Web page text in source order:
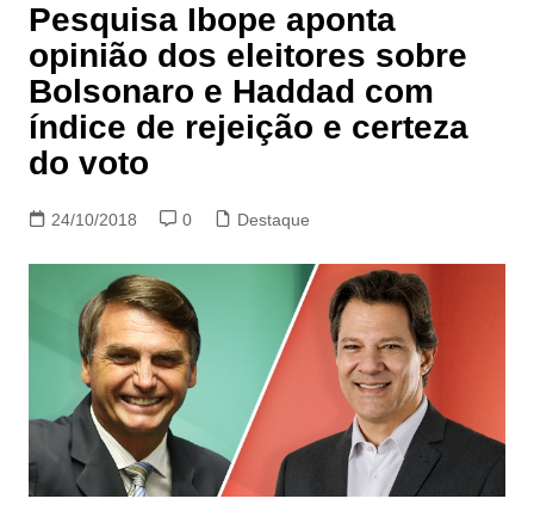
Pesquisa Ibope aponta
opinião dos eleitores sobre
Bolsonaro e Haddad com
índice de rejeição e certeza
do voto
24/10/2018 0 Destaque